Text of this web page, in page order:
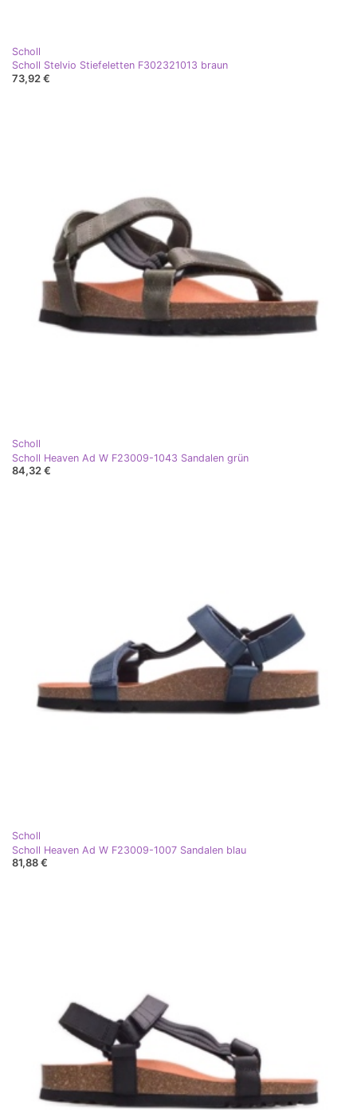
Scholl
Scholl Stelvio Stiefeletten F302321013 braun
73,92 €
Scholl
Scholl Heaven Ad W F23009-1043 Sandalen grün
84,32 €
Scholl
Scholl Heaven Ad W F23009-1007 Sandalen blau
81,88 €